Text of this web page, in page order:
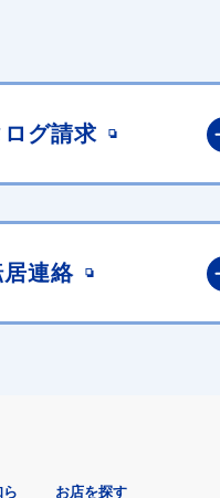
ログ請求
居連絡
お店を探す